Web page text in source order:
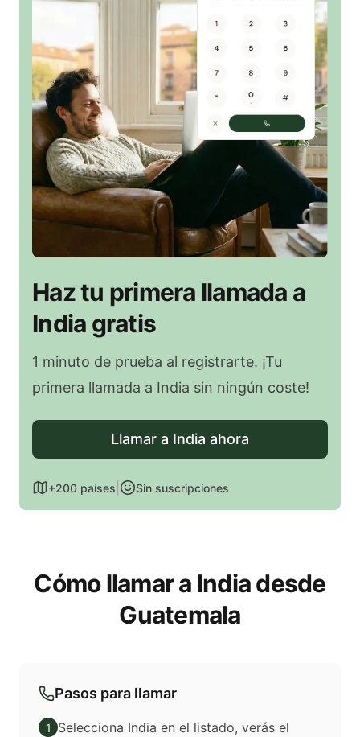
Haz tu primera llamada a
India gratis
1 minuto de prueba al registrarte. ¡Tu
primera llamada a India sin ningún coste!
Llamar a India ahora
+200 países Sin suscripciones
Cómo llamar a India desde
Guatemala
Pasos para llamar
1
Selecciona India en el listado, verás el